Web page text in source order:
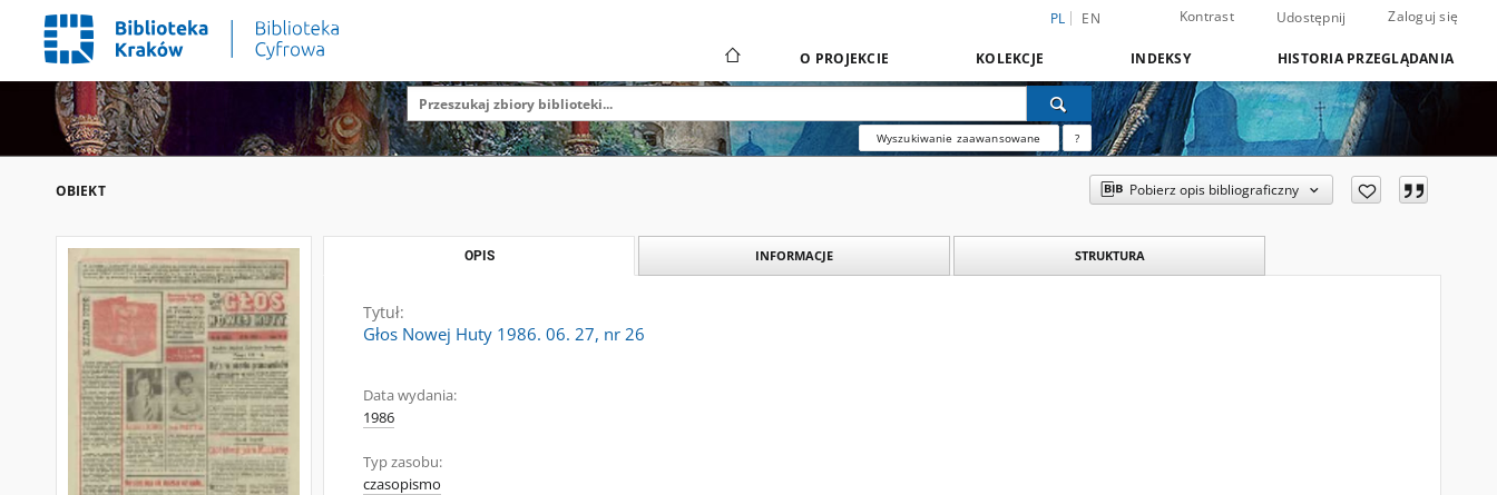
PL EN Kontrast Udostępnij Zaloguj się
O PROJEKCIE KOLEKCJE INDEKSY HISTORIA PRZEGLĄDANIA
Wyszukiwanie zaawansowane ?
OBIEKT Pobierz opis bibliograficzny
OPIS INFORMACJE STRUKTURA
Tytuł:
Głos Nowej Huty 1986. 06. 27, nr 26
Data wydania:
1986
Typ zasobu:
czasopismo